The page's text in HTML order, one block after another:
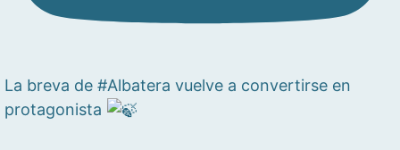
La breva de #Albatera vuelve a convertirse en
protagonista